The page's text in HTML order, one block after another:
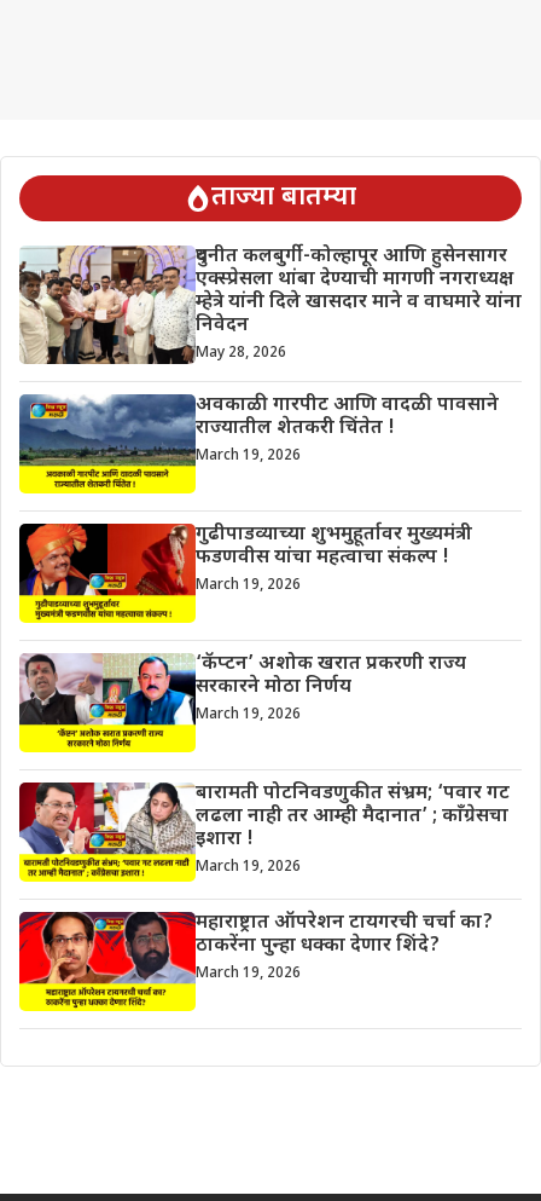
ताज्या बातम्या
दुधनीत कलबुर्गी-कोल्हापूर आणि हुसेनसागर
एक्स्प्रेसला थांबा देण्याची मागणी नगराध्यक्ष
म्हेत्रे यांनी दिले खासदार माने व वाघमारे यांना
निवेदन
May 28, 2026
अवकाळी गारपीट आणि वादळी पावसाने
राज्यातील शेतकरी चिंतेत !
March 19, 2026
गुढीपाडव्याच्या शुभमुहूर्तावर मुख्यमंत्री
फडणवीस यांचा महत्वाचा संकल्प !
March 19, 2026
‘कॅप्टन’ अशोक खरात प्रकरणी राज्य
सरकारने मोठा निर्णय
March 19, 2026
बारामती पोटनिवडणुकीत संभ्रम; ‘पवार गट
लढला नाही तर आम्ही मैदानात’ ; काँग्रेसचा
इशारा !
March 19, 2026
महाराष्ट्रात ऑपरेशन टायगरची चर्चा का?
ठाकरेंना पुन्हा धक्का देणार शिंदे?
March 19, 2026